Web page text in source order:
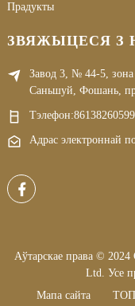
Прадукты
ЗВЯЖЫЦЕСЯ З
Завод 3, № 44-5, зона
Саньшуй, Фошань,
Тэлефон:
Адрас электроннай
Аўтарскае права © 2024
Ltd. Усе
Мапа сайта